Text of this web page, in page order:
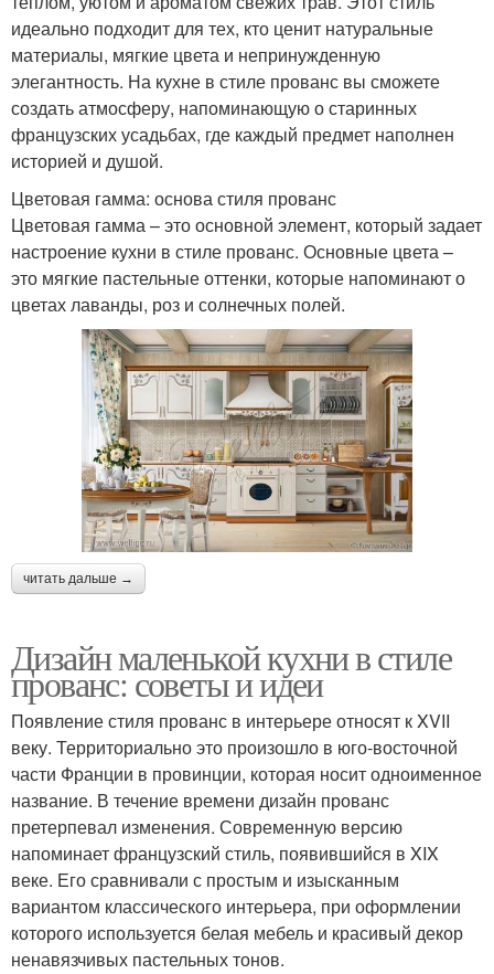
идеально подходит для тех, кто ценит натуральные
материалы, мягкие цвета и непринужденную
элегантность. На кухне в стиле прованс вы сможете
создать атмосферу, напоминающую о старинных
французских усадьбах, где каждый предмет наполнен
историей и душой.
Цветовая гамма: основа стиля прованс
Цветовая гамма – это основной элемент, который задает
настроение кухни в стиле прованс. Основные цвета –
это мягкие пастельные оттенки, которые напоминают о
цветах лаванды, роз и солнечных полей.
читать дальше →
Дизайн маленькой кухни в стиле
прованс: советы и идеи
Появление стиля прованс в интерьере относят к XVII
веку. Территориально это произошло в юго-восточной
части Франции в провинции, которая носит одноименное
название. В течение времени дизайн прованс
претерпевал изменения. Современную версию
напоминает французский стиль, появившийся в XIX
веке. Его сравнивали с простым и изысканным
вариантом классического интерьера, при оформлении
которого используется белая мебель и красивый декор
ненавязчивых пастельных тонов.